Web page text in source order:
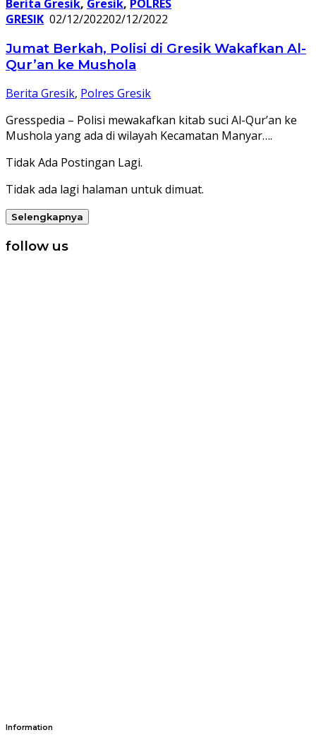
Berita Gresik, Gresik, POLRES
GRESIK 02/12/202202/12/2022
Jumat Berkah, Polisi di Gresik Wakafkan Al-
Qur’an ke Mushola
Berita Gresik, Polres Gresik
Gresspedia – Polisi mewakafkan kitab suci Al-Qur’an ke
Mushola yang ada di wilayah Kecamatan Manyar….
Tidak Ada Postingan Lagi.
Tidak ada lagi halaman untuk dimuat.
Selengkapnya
follow us
Information